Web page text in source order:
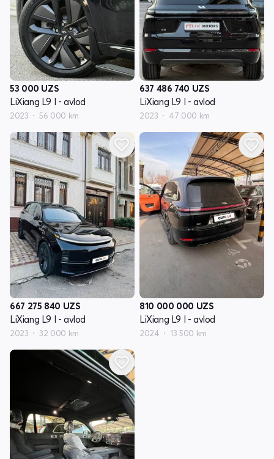
53 000 UZS
LiXiang L9 I - avlod
2023 56 000 km
637 486 740 UZS
LiXiang L9 I - avlod
2023 47 000 km
667 275 840 UZS
LiXiang L9 I - avlod
2023 32 000 km
810 000 000 UZS
LiXiang L9 I - avlod
2024 13 500 km